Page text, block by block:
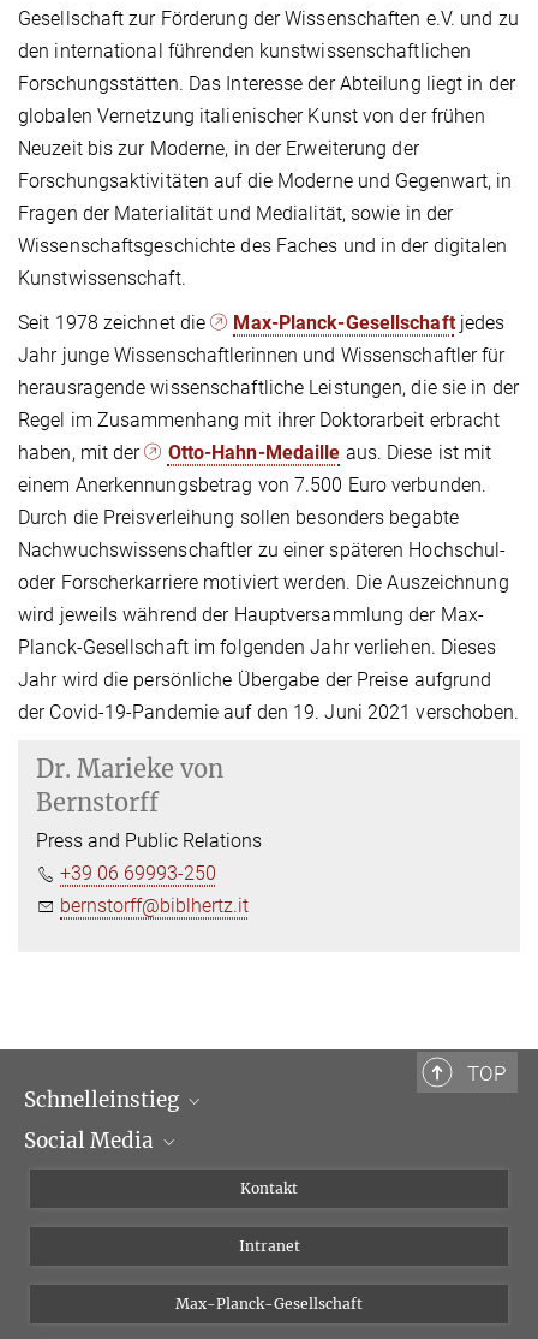
Gesellschaft zur Förderung der Wissenschaften e.V. und zu
den international führenden kunstwissenschaftlichen
Forschungsstätten. Das Interesse der Abteilung liegt in der
globalen Vernetzung italienischer Kunst von der frühen
Neuzeit bis zur Moderne, in der Erweiterung der
Forschungsaktivitäten auf die Moderne und Gegenwart, in
Fragen der Materialität und Medialität, sowie in der
Wissenschaftsgeschichte des Faches und in der digitalen
Kunstwissenschaft.
Seit 1978 zeichnet die
Max-Planck-Gesellschaftjedes
Jahr junge Wissenschaftlerinnen und Wissenschaftler für
herausragende wissenschaftliche Leistungen, die sie in der
Regel im Zusammenhang mit ihrer Doktorarbeit erbracht
haben, mit der
Otto-Hahn-Medaille aus. Diese ist mit
einem Anerkennungsbetrag von 7.500 Euro verbunden.
Durch die Preisverleihung sollen besonders begabte
Nachwuchswissenschaftler zu einer späteren Hochschul-
oder Forscherkarriere motiviert werden. Die Auszeichnung
wird jeweils während der Hauptversammlung der Max-
Planck-Gesellschaft im folgenden Jahr verliehen. Dieses
Jahr wird die persönliche Übergabe der Preise aufgrund
der Covid-19-Pandemie auf den 19. Juni 2021 verschoben.
Dr. Marieke von
Bernstorff
Press and Public Relations
+39 06 69993-250
bernstorff@biblhertz.it
TOP
Schnelleinstieg
Wissenschaftliche Abteilungen
Social Media
Instagram
Bluesky
Kontakt
Intranet
Max-Planck-Gesellschaft